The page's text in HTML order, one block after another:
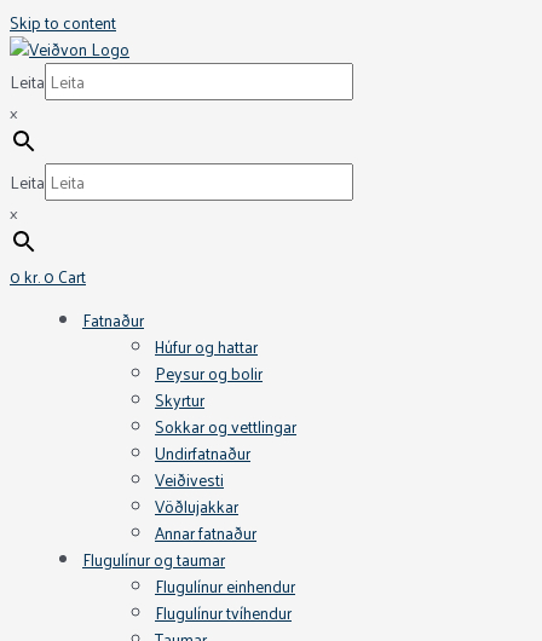
Skip to content
Leita
×
Leita
×
0kr.0Cart
Fatnaður
Húfur og hattar
Peysur og bolir
Skyrtur
Sokkar og vettlingar
Undirfatnaður
Veiðivesti
Vöðlujakkar
Annar fatnaður
Flugulínur og taumar
Flugulínur einhendur
Flugulínur tvíhendur